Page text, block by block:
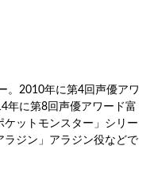
。2010年に第4回声優アワ
年に第8回声優アワード富
ケットモンスター」シリー
ラジン」アラジン役などで